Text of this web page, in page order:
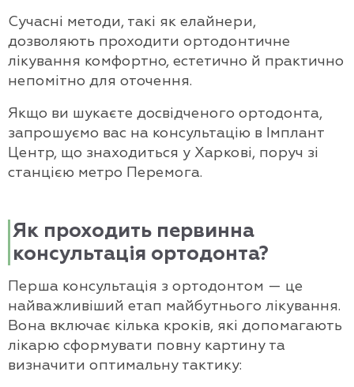
Сучасні методи, такі як елайнери,
дозволяють проходити ортодонтичне
лікування комфортно, естетично й практично
непомітно для оточення.
Якщо ви шукаєте досвідченого ортодонта,
запрошуємо вас на консультацію в Імплант
Центр, що знаходиться у Харкові, поруч зі
станцією метро Перемога.
Як проходить первинна
консультація ортодонта?
Перша консультація з ортодонтом — це
найважливіший етап майбутнього лікування.
Вона включає кілька кроків, які допомагають
лікарю сформувати повну картину та
визначити оптимальну тактику: